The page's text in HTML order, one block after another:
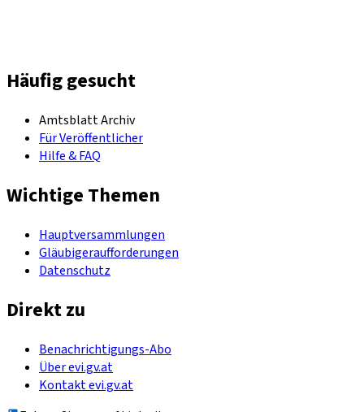
Häufig gesucht
Amtsblatt Archiv
Für Veröffentlicher
Hilfe & FAQ
Wichtige Themen
Hauptversammlungen
Gläubigeraufforderungen
Datenschutz
Direkt zu
Benachrichtigungs-Abo
Über evi.gv.at
Kontakt evi.gv.at